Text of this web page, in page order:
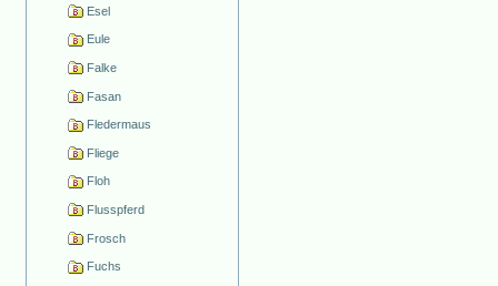
Esel
Eule
Falke
Fasan
Fledermaus
Fliege
Floh
Flusspferd
Frosch
Fuchs